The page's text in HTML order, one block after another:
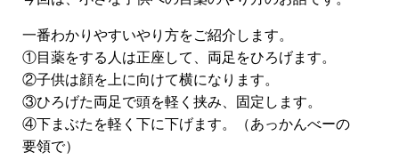
一番わかりやすいやり方をご紹介します。
①目薬をする人は正座して、両足をひろげます。
②子供は顔を上に向けて横になります。
③ひろげた両足で頭を軽く挟み、固定します。
④下まぶたを軽く下に下げます。（あっかんべーの
要領で）